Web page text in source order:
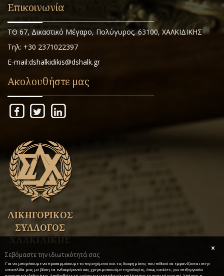
Επικοινωνία
ΤΘ 67, Δικαστικό Μέγαρο, Πολύγυρος, 63100, ΧΑΛΚΙΔΙΚΗΣ
Τηλ: +30 2371022397
E-mail:dshalkidikis@dshalk.gr
Ακολουθήστε μας
ΔΙΚΗΓΟΡΙΚΟΣ
ΣΥΛΛΟΓΟΣ
ΧΑΛΚΙΔΙΚΗΣ
Σεβόμαστε την ιδιωτικότητά σας
Για να μπορέσουμε να προσαρμόσουμε το περιεχόμενο και τις διαφημίσεις που πιθανό να εμφανίζονται στην
ιστοσελίδα μας με βάση τα ενδιαφέροντά σας χρησιμοποιούμε τεχνολογίες, όπως cookies, για επεξεργασία